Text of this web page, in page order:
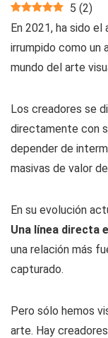
5 (2)
En 2021, ha sido
irrumpido como un
mundo del arte
Los creadores se
directamente con
depender de
masivas de valor
En su evolución
Una línea directa
una relación más
capturado.
Pero sólo hemos
arte. Hay